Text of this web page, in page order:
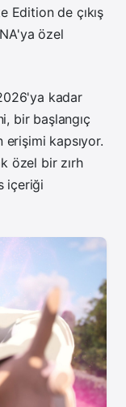
Edition de çıkış
özel
kadar
bir başlangıç
kapsıyor.
özel bir zırh
içeriği